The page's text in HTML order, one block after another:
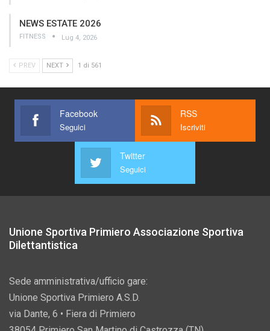
NEWS ESTATE 2026
FITNESS Lug 4, 2026
PREV NEXT 1 di 561
Facebook
Seguici
RSS
Iscriviti
Twitter
Seguici
Unione Sportiva Primiero Associazione Sportiva
Dilettantistica
Sede amministrativa/ufficio gare:
Unione Sportiva Primiero A.S.D.
via Dante, 6 • Fiera di Primiero